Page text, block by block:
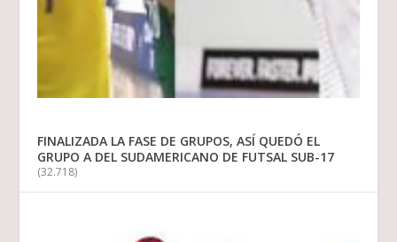
FINALIZADA LA FASE DE GRUPOS, ASÍ QUEDÓ EL
GRUPO A DEL SUDAMERICANO DE FUTSAL SUB-17
(32.718)